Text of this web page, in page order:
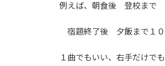
例えば、朝食後 登校まで
宿題終了後 夕飯まで１０
１曲でもいい、右手だけでも